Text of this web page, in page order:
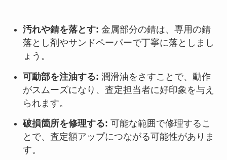
汚れや錆を落とす: 金属部分の錆は、専用の錆
落とし剤やサンドペーパーで丁寧に落としまし
ょう。
可動部を注油する: 潤滑油をさすことで、動作
がスムーズになり、査定担当者に好印象を与え
られます。
破損箇所を修理する: 可能な範囲で修理するこ
とで、査定額アップにつながる可能性がありま
す。